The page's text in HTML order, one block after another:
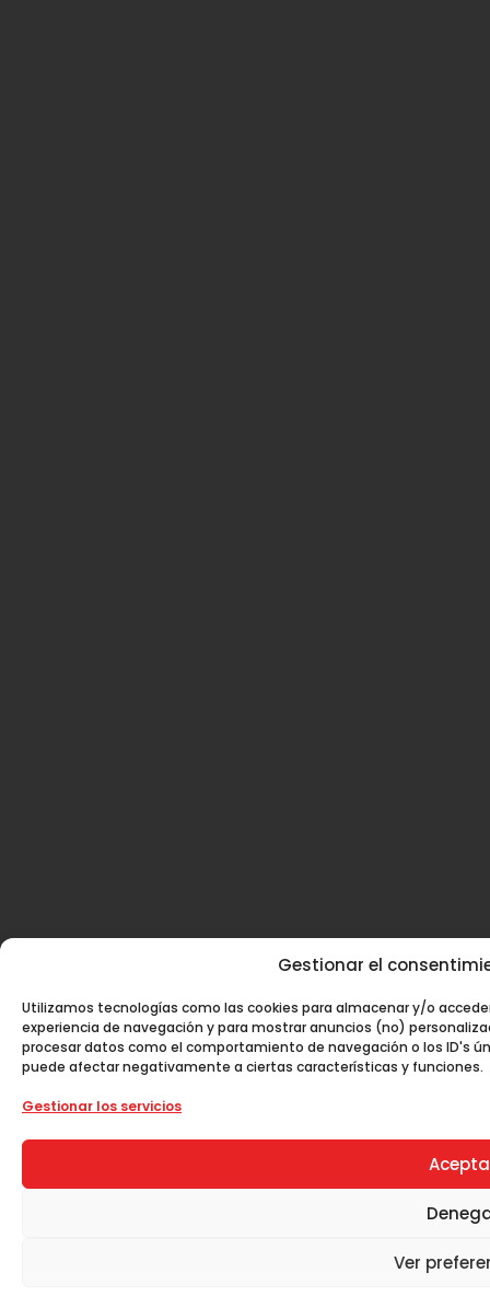
Gestionar el
Utilizamos tecnologías como las cookies para almacenar y/o
experiencia de navegación y para mostrar anuncios (no)
procesar datos como el comportamiento de navegación o los ID's
puede afectar negativamente a ciertas características y funciones.
Gestionar los servicios
Ver